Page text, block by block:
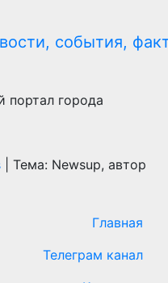
портал города
Тема: Newsup, автор
Главная
Телеграм канал